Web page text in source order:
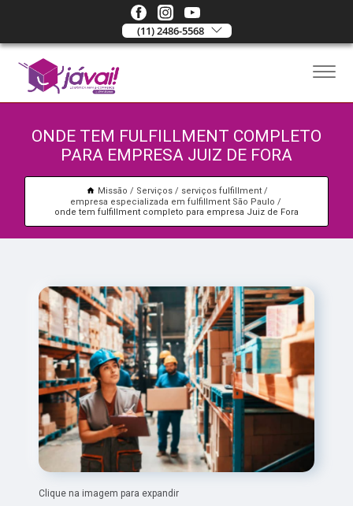
(11) 2486-5568
ONDE TEM FULFILLMENT COMPLETO
PARA EMPRESA JUIZ DE FORA
Missão Serviços
serviços fulfillment
empresa especializada em fulfillment São Paulo
onde tem fulfillment completo para empresa Juiz de Fora
Clique na imagem para expandir